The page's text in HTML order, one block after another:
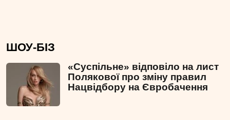
ШОУ-БІЗ
«Суспільне» відповіло на лист
Полякової про зміну правил
Нацвідбору на Євробачення